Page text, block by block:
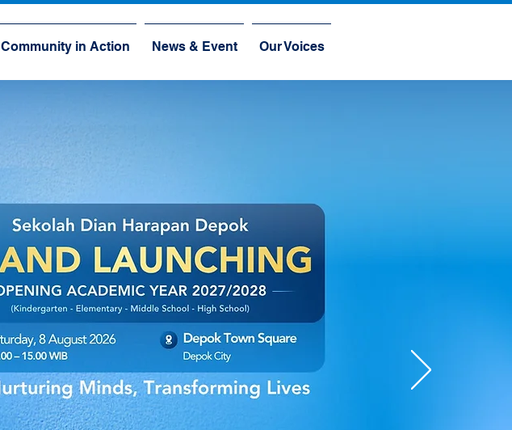
Community in Action News & Event Our Voices